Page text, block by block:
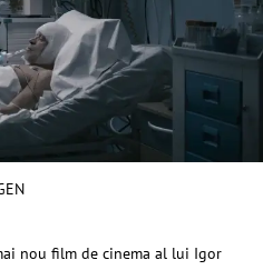
nou film de cinema al lui Igor